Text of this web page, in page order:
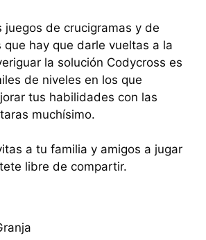
juegos de crucigramas y de
que hay que darle vueltas a la
la solución Codycross es
de niveles en los que
tus habilidades con las
muchísimo.
a tu familia y amigos a jugar
libre de compartir.